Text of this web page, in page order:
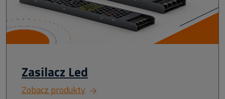
Zasilacz Led
Zobacz produkty